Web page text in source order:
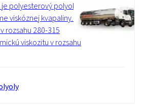
polyesterový polyol.
viskóznej kvapaliny. Má
rozsahu 280-315
viskozitu v rozsahu